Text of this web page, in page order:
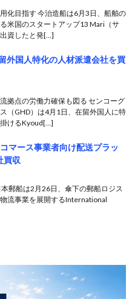
化目指す 今治造船は6月3日、船舶の
米国のスタートアップ13 Mari（サ
資したと発[…]
外国人特化の人材派遣会社を買
拠点の労働力確保も図る センコーグ
（GHD）は4月1日、在留外国人に特
けるKyoud[…]
マース事業者向け配送プラッ
買収
郵船は2月26日、傘下の郵船ロジス
流事業を展開するInternational